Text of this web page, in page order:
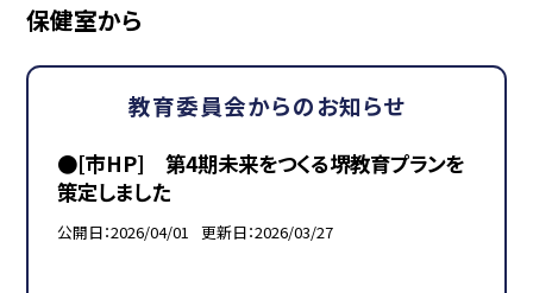
保健室から
教育委員会からのお知らせ
●[市HP] 第4期未来をつくる堺教育プランを
策定しました
公開日 2026/04/01 更新日 2026/03/27